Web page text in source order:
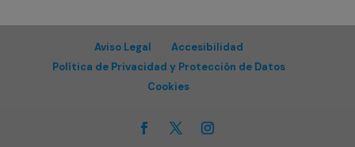
Aviso Legal
Accesibilidad
Política de Privacidad y Protección de Datos
Cookies